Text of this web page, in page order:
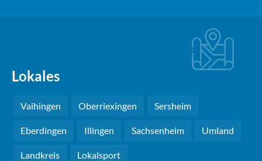
Lokales
Vaihingen Oberriexingen Sersheim
Eberdingen Illingen Sachsenheim Umland
Landkreis Lokalsport